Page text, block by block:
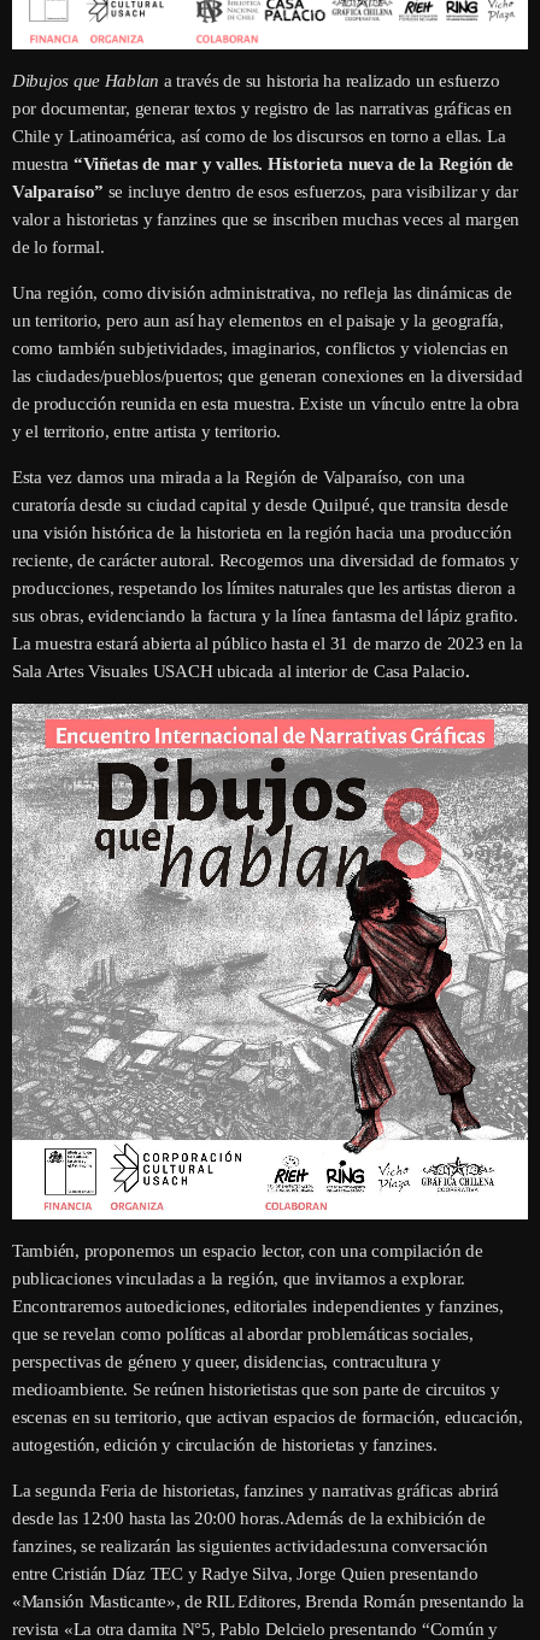
Dibujos que Hablan a través de su historia ha realizado un esfuerzo
por documentar, generar textos y registro de las narrativas gráficas en
Chile y Latinoamérica, así como de los discursos en torno a ellas. La
muestra “Viñetas de mar y valles. Historieta nueva de la Región de
Valparaíso” se incluye dentro de esos esfuerzos, para visibilizar y dar
valor a historietas y fanzines que se inscriben muchas veces al margen
de lo formal.
Una región, como división administrativa, no refleja las dinámicas de
un territorio, pero aun así hay elementos en el paisaje y la geografía,
como también subjetividades, imaginarios, conflictos y violencias en
las ciudades/pueblos/puertos; que generan conexiones en la diversidad
de producción reunida en esta muestra. Existe un vínculo entre la obra
y el territorio, entre artista y territorio.
Esta vez damos una mirada a la Región de Valparaíso, con una
curatoría desde su ciudad capital y desde Quilpué, que transita desde
una visión histórica de la historieta en la región hacia una producción
reciente, de carácter autoral. Recogemos una diversidad de formatos y
producciones, respetando los límites naturales que les artistas dieron a
sus obras, evidenciando la factura y la línea fantasma del lápiz grafito.
La muestra estará abierta al público hasta el 31 de marzo de 2023 en la
Sala Artes Visuales USACH ubicada al interior de Casa Palacio.
También, proponemos un espacio lector, con una compilación de
publicaciones vinculadas a la región, que invitamos a explorar.
Encontraremos autoediciones, editoriales independientes y fanzines,
que se revelan como políticas al abordar problemáticas sociales,
perspectivas de género y queer, disidencias, contracultura y
medioambiente. Se reúnen historietistas que son parte de circuitos y
escenas en su territorio, que activan espacios de formación, educación,
autogestión, edición y circulación de historietas y fanzines.
La segunda Feria de historietas, fanzines y narrativas gráficas abrirá
desde las 12:00 hasta las 20:00 horas.Además de la exhibición de
fanzines, se realizarán las siguientes actividades:una conversación
entre Cristián Díaz TEC y Radye Silva, Jorge Quien presentando
«Mansión Masticante», de RIL Editores, Brenda Román presentando la
revista «La otra damita N°5, Pablo Delcielo presentando “Común y